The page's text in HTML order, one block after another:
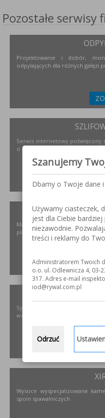
Pozostałe serwisy
Projektowanie i dobór,
odpylających dla różnych gałęzi
Serwis internetowy poświęcony
o materiałach, urządzeniach i
Materiały i urządzenia do
plastyfikujące oraz obróbka CNC.
Systemy transportu
wciągników oraz wiele innych.
Wysoce wyspecjalizowane
spoin spawalniczych
Szanujemy
Dbamy o Twoje dane i
Używamy ciasteczek,
jest dla Ciebie bardziej
niezawodnie.
treści i reklamy do
Administratorem Twoich
o.o. ul. Odlewnicza 4, 03-
317. Adres e-mail
iod@rywal.com.pl
Odrzuć